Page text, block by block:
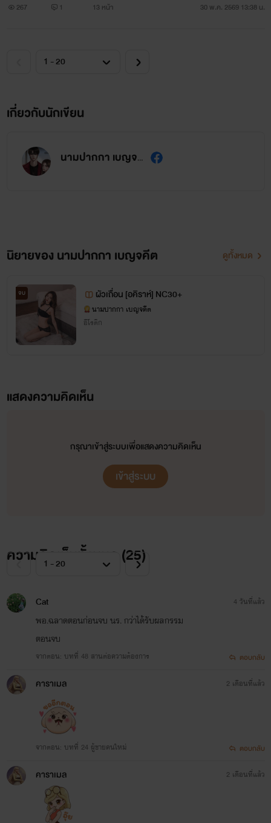
267 1 13 หน้า 30 พ.ค. 2569 13:38 น.
เกี่ยวกับนักเขียน
นามปากกา เบญจคีต
นิยายของ นามปากกา เบญจคีต ดูทั้งหมด
จบ ผัวเถื่อน [อคิราห์] NC30+
นามปากกา เบญจคีต
อีโรติก
แสดงความคิดเห็น
กรุณาเข้าสู่ระบบเพื่อแสดงความคิดเห็น
เข้าสู่ระบบ
ความคิดเห็นทั้งหมด (25)
Cat
พอ.ฉลาดตอนก่อนจบ นร. กว่าได้รับผลกรรม​
ตอนจบ
จากตอน: บทที่ 48 สานต่อความต้องการ
4 วันที่แล้ว
ตอบกลับ
คาราเมล
จากตอน: บทที่ 24 ผู้ชายคนใหม่
2 เดือนที่แล้ว
ตอบกลับ
คาราเมล 2 เดือนที่แล้ว